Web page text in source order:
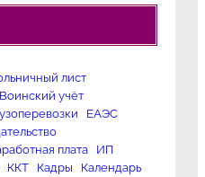
лист
Воинский учёт
ЕАЭС
плата
ИП
ККТ Кадры
Календарь